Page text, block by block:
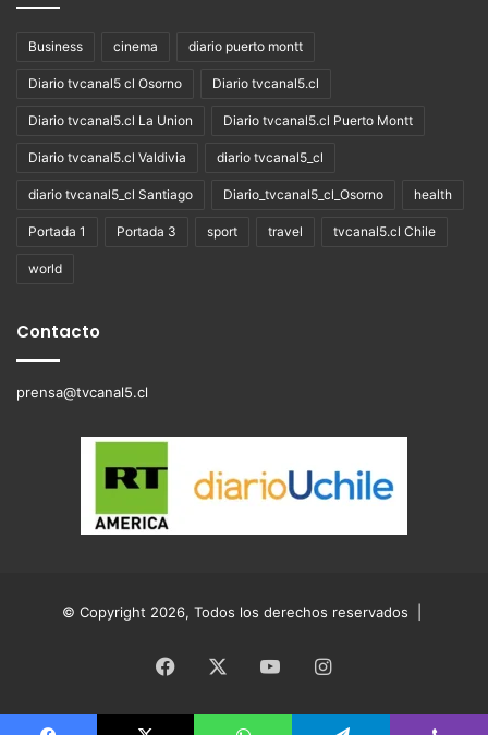
Business cinema diario puerto montt
Diario tvcanal5 cl Osorno Diario tvcanal5.cl
Diario tvcanal5.cl La Union Diario tvcanal5.cl Puerto Montt
Diario tvcanal5.cl Valdivia diario tvcanal5_cl
diario tvcanal5_cl Santiago Diario_tvcanal5_cl_Osorno health
Portada 1 Portada 3 sport travel tvcanal5.cl Chile
world
Contacto
prensa@tvcanal5.cl
© Copyright 2026, Todos los derechos reservados |
Facebook YouTubeInstagram